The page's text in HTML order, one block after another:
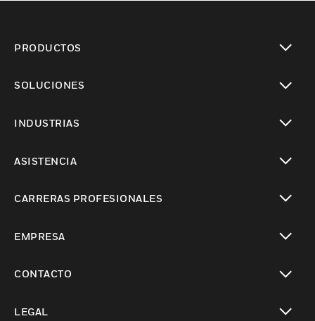
PRODUCTOS
SOLUCIONES
INDUSTRIAS
ASISTENCIA
CARRERAS PROFESIONALES
EMPRESA
CONTACTO
LEGAL